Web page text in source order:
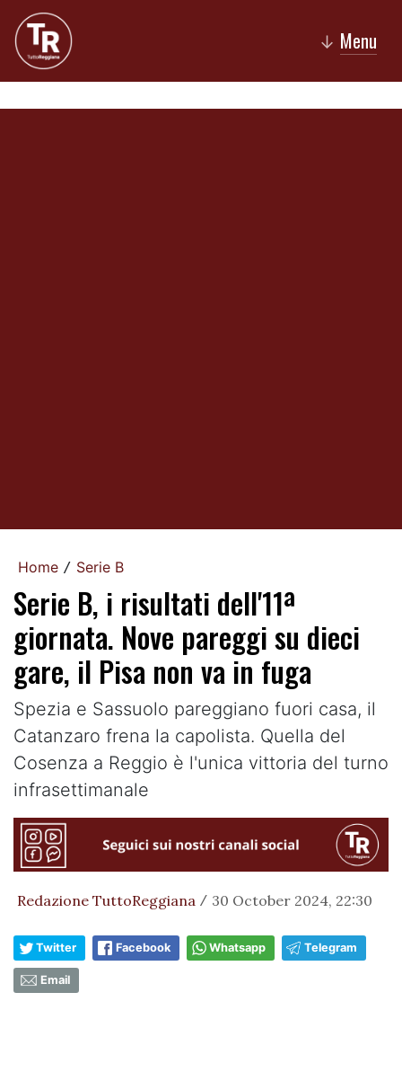
↓ Menu
Home / Serie B
Serie B, i risultati dell'11ª
giornata. Nove pareggi su dieci
gare, il Pisa non va in fuga
Spezia e Sassuolo pareggiano fuori casa, il
Catanzaro frena la capolista. Quella del
Cosenza a Reggio è l'unica vittoria del turno
infrasettimanale
Redazione TuttoReggiana / 30 October 2024, 22:30
Twitter Facebook Whatsapp Telegram
Email